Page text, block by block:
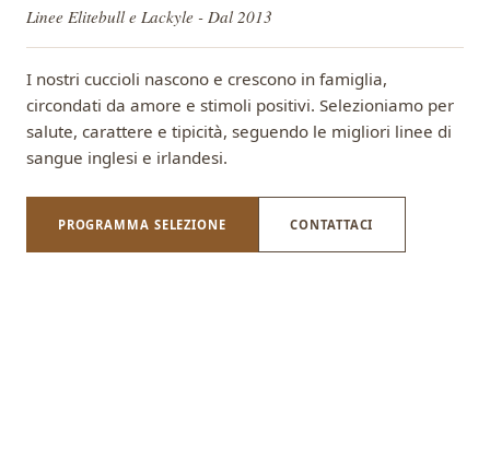
Linee Elitebull e Lackyle - Dal 2013
I nostri cuccioli nascono e crescono in famiglia,
circondati da amore e stimoli positivi. Selezioniamo per
salute, carattere e tipicità, seguendo le migliori linee di
sangue inglesi e irlandesi.
PROGRAMMA SELEZIONE CONTATTACI